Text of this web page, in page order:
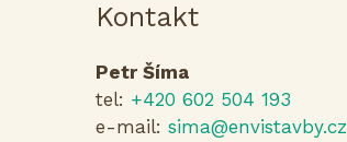
Kontakt
Petr Šíma
tel: +420 602 504 193
e-mail: sima@envistavby.cz